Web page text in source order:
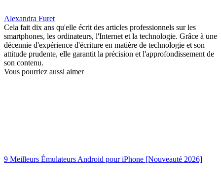
Alexandra Furet
Cela fait dix ans qu'elle écrit des articles professionnels sur les
smartphones, les ordinateurs, l'Internet et la technologie. Grâce à une
décennie d'expérience d'écriture en matière de technologie et son
attitude prudente, elle garantit la précision et l'approfondissement de
son contenu.
Vous pourriez aussi aimer
9 Meilleurs Émulateurs Android pour iPhone [Nouveauté 2026]